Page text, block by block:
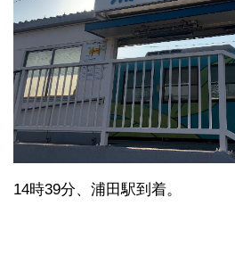
14時39分、浦田駅到着。